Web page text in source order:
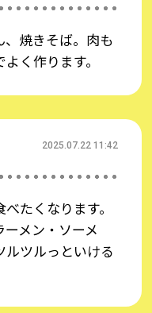
焼きそば。肉も
く作ります。
2025.07.22 11:42
たくなります。
メン・ソーメ
ルツルっといける